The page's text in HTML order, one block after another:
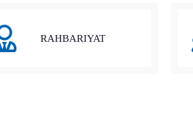
RAHBARIYAT